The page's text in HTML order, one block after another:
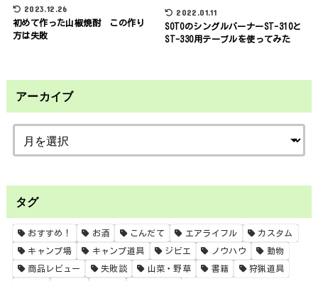
2023.12.26
初めて作った山椒焼酎 この作り
方は失敗
2022.01.11
SOTOのシングルバーナーST-310と
ST-330用テーブルを使ってみた
アーカイブ
タグ
おすすめ！ お酒 こんだて エアライフル カスタム
キャンプ場 キャンプ道具 ジビエ ノウハウ 動物
商品レビュー 失敗談 山菜・野草 書籍 狩猟道具